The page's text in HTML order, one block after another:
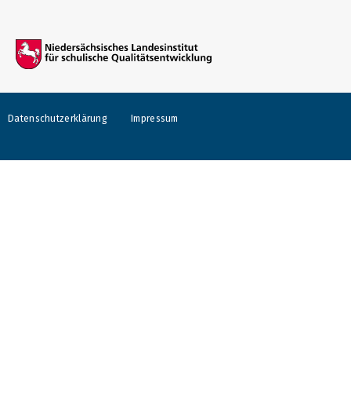
Datenschutzerklärung Impressum